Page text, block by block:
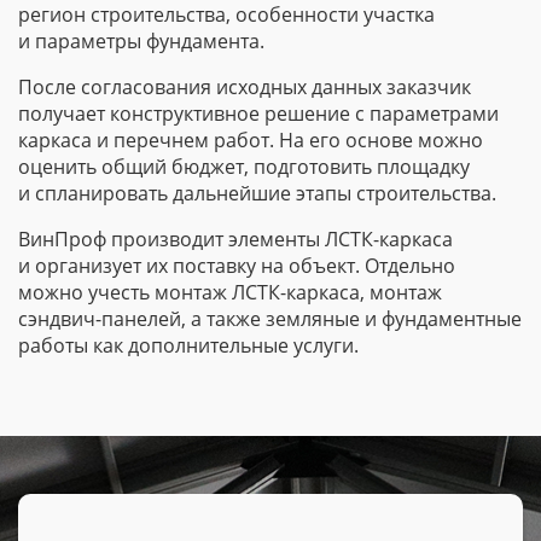
регион строительства, особенности участка
и параметры фундамента.
После согласования исходных данных заказчик
получает конструктивное решение с параметрами
каркаса и перечнем работ. На его основе можно
оценить общий бюджет, подготовить площадку
и спланировать дальнейшие этапы строительства.
ВинПроф производит элементы ЛСТК-каркаса
и организует их поставку на объект. Отдельно
можно учесть монтажЛСТК-каркаса, монтаж
сэндвич-панелей, а также земляные и фундаментные
работы как дополнительные услуги.